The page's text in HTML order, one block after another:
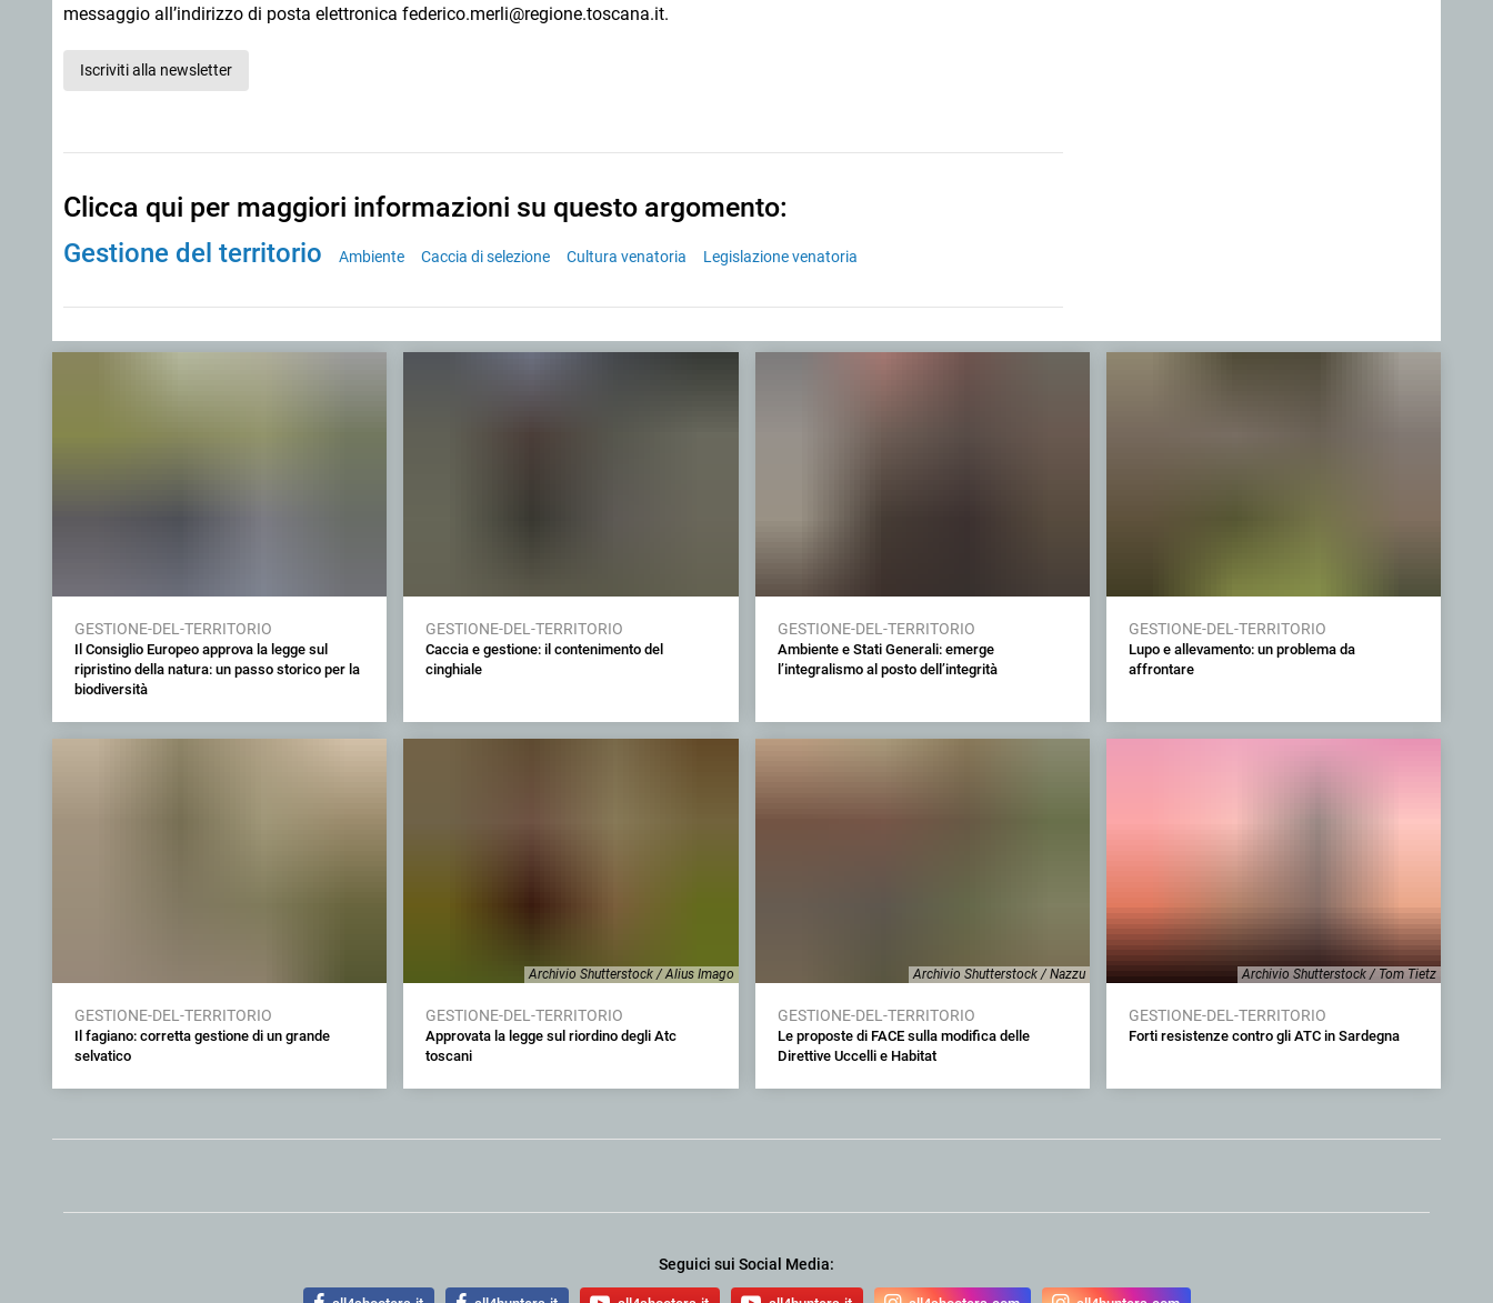
messaggio all’indirizzo di posta elettronica federico.merli@regione.toscana.it.
Iscriviti alla newsletter
Clicca qui per maggiori informazioni su questo argomento:
Gestione del territorio Ambiente Caccia di selezione Cultura venatoria Legislazione venatoria
GESTIONE-DEL-TERRITORIO
Il Consiglio Europeo approva la legge sul
ripristino della natura: un passo storico per la
biodiversità
GESTIONE-DEL-TERRITORIO
Caccia e gestione: il contenimento del
cinghiale
GESTIONE-DEL-TERRITORIO
Ambiente e Stati Generali: emerge
l’integralismo al posto dell’integrità
GESTIONE-DEL-TERRITORIO
Lupo e allevamento: un problema da
affrontare
GESTIONE-DEL-TERRITORIO
Il fagiano: corretta gestione di un grande
selvatico
Archivio Shutterstock / Alius Imago
GESTIONE-DEL-TERRITORIO
Approvata la legge sul riordino degli Atc
toscani
Archivio Shutterstock / Nazzu
GESTIONE-DEL-TERRITORIO
Le proposte di FACE sulla modifica delle
Direttive Uccelli e Habitat
Archivio Shutterstock / Tom Tietz
GESTIONE-DEL-TERRITORIO
Forti resistenze contro gli ATC in Sardegna
Seguici sui Social Media: